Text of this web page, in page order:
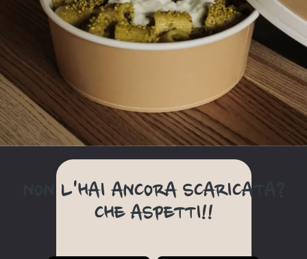
NON L'HAI ANCORA SCARICATA?
CHE ASPETTI!!